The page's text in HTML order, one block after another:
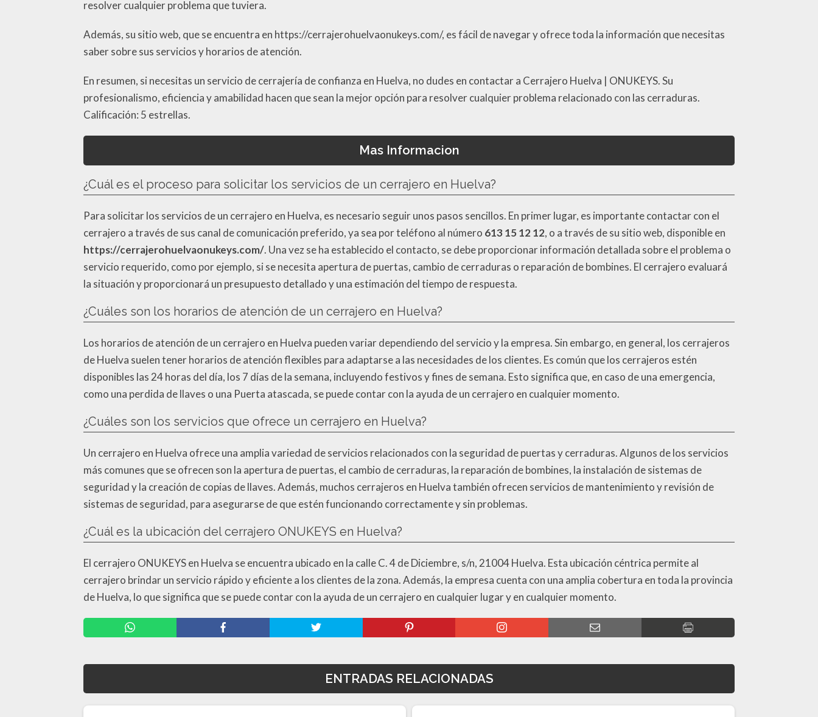
resolver cualquier problema que tuviera.
Además, su sitio web, que se encuentra en https://cerrajerohuelvaonukeys.com/, es fácil de navegar y ofrece toda la información que necesitas
saber sobre sus servicios y horarios de atención.
En resumen, si necesitas un servicio de cerrajería de confianza en Huelva, no dudes en contactar a Cerrajero Huelva | ONUKEYS. Su
profesionalismo, eficiencia y amabilidad hacen que sean la mejor opción para resolver cualquier problema relacionado con las cerraduras.
Calificación: 5 estrellas.
Mas Informacion
¿Cuál es el proceso para solicitar los servicios de un cerrajero en Huelva?
Para solicitar los servicios de un cerrajero en Huelva, es necesario seguir unos pasos sencillos. En primer lugar, es importante contactar con el
cerrajero a través de sus canal de comunicación preferido, ya sea por teléfono al número 613 15 12 12, o a través de su sitio web, disponible en
https://cerrajerohuelvaonukeys.com/. Una vez se ha establecido el contacto, se debe proporcionar información detallada sobre el problema o
servicio requerido, como por ejemplo, si se necesita apertura de puertas, cambio de cerraduras o reparación de bombines. El cerrajero evaluará
la situación y proporcionará un presupuesto detallado y una estimación del tiempo de respuesta.
¿Cuáles son los horarios de atención de un cerrajero en Huelva?
Los horarios de atención de un cerrajero en Huelva pueden variar dependiendo del servicio y la empresa. Sin embargo, en general, los cerrajeros
de Huelva suelen tener horarios de atención flexibles para adaptarse a las necesidades de los clientes. Es común que los cerrajeros estén
disponibles las 24 horas del día, los 7 días de la semana, incluyendo festivos y fines de semana. Esto significa que, en caso de una emergencia,
como una perdida de llaves o una Puerta atascada, se puede contar con la ayuda de un cerrajero en cualquier momento.
¿Cuáles son los servicios que ofrece un cerrajero en Huelva?
Un cerrajero en Huelva ofrece una amplia variedad de servicios relacionados con la seguridad de puertas y cerraduras. Algunos de los servicios
más comunes que se ofrecen son la apertura de puertas, el cambio de cerraduras, la reparación de bombines, la instalación de sistemas de
seguridad y la creación de copias de llaves. Además, muchos cerrajeros en Huelva también ofrecen servicios de mantenimiento y revisión de
sistemas de seguridad, para asegurarse de que estén funcionando correctamente y sin problemas.
¿Cuál es la ubicación del cerrajero ONUKEYS en Huelva?
El cerrajero ONUKEYS en Huelva se encuentra ubicado en la calle C. 4 de Diciembre, s/n, 21004 Huelva. Esta ubicación céntrica permite al
cerrajero brindar un servicio rápido y eficiente a los clientes de la zona. Además, la empresa cuenta con una amplia cobertura en toda la provincia
de Huelva, lo que significa que se puede contar con la ayuda de un cerrajero en cualquier lugar y en cualquier momento.
ENTRADAS RELACIONADAS